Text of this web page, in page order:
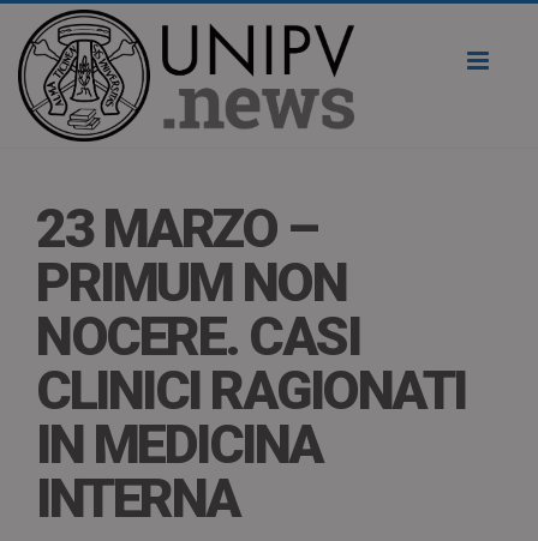
23 MARZO –
PRIMUM NON
NOCERE. CASI
CLINICI RAGIONATI
IN MEDICINA
INTERNA